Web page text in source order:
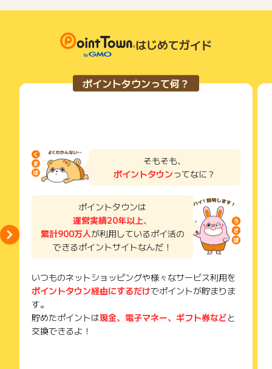
・ファンドが完売次第掲載終了となります。
【成果調査必須項目】エードMYバンクへの登録メールアドレス
※ポイントに関するお問い合わせは、ポイントタウンのサポート
までお問い合わせください。ポイントについて、広告主に直接
い物を複数回ご利用された場合
て一度でも同サービス・お買い物を利用されたことがある場合
ご利用前には、Cookieの削除をおこなっていただくことを推奨
サービス・お買い物利用時にお電話など2つ以上の申し込み方
法がある場合、必ずサイト上のWEBフォームからお申し込みく
了などのメールは、ポイント獲得するまで必ず保管してくださ
獲得待ち・獲得失敗の状態でお問い合わせされる際に、該当の
メールを送っていただく場合がございます。
そのため、紛失・破棄された場合は対応いたしかねますので、
ご注意ください。
(※) SafariやChromeなどwebサイトを表示するアプリのこと
条件を達成しているかどうかは各広告主ではなく、代理店が行
っているため、広告主はポイントに関する詳細を把握しており
そのため、ポイントタウンのポイントに関するお問い合わせを
広告主様に直接行わないようお願いいたします。
はじめてガイド
ポイントタウンって何？
そもそも、
ポイントタウンってなに？
ポイントタウンは
運営実績20年以上、
累計900万人が利用しているポイ活の
できるポイントサイトなんだ！
いつものネットショッピングや様々なサービス利用を
ポイントタウン経由にするだけでポイントが貯まりま
す。
貯めたポイントは現金、電子マネー、ギフト券などと
交換できるよ！